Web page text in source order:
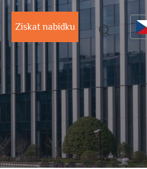
Získat nabídku